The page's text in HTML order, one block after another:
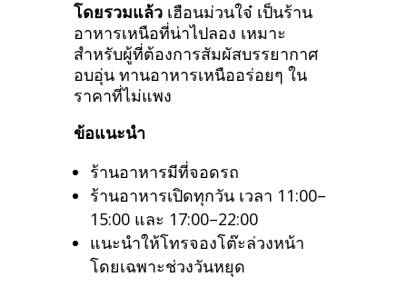
โดยรวมแล้ว เฮือนม่วนใจ๋ เป็นร้าน
อาหารเหนือที่น่าไปลอง เหมาะ
สำหรับผู้ที่ต้องการสัมผัสบรรยากาศ
อบอุ่น ทานอาหารเหนืออร่อยๆ ใน
ราคาที่ไม่แพง
ข้อแนะนำ
ร้านอาหารมีที่จอดรถ
ร้านอาหารเปิดทุกวัน เวลา 11:00–
15:00 และ 17:00–22:00
แนะนำให้โทรจองโต๊ะล่วงหน้า
โดยเฉพาะช่วงวันหยุด